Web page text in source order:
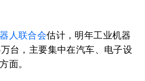
人联合会估计，明年工业机器
台，主要集中在汽车、电子设
面。